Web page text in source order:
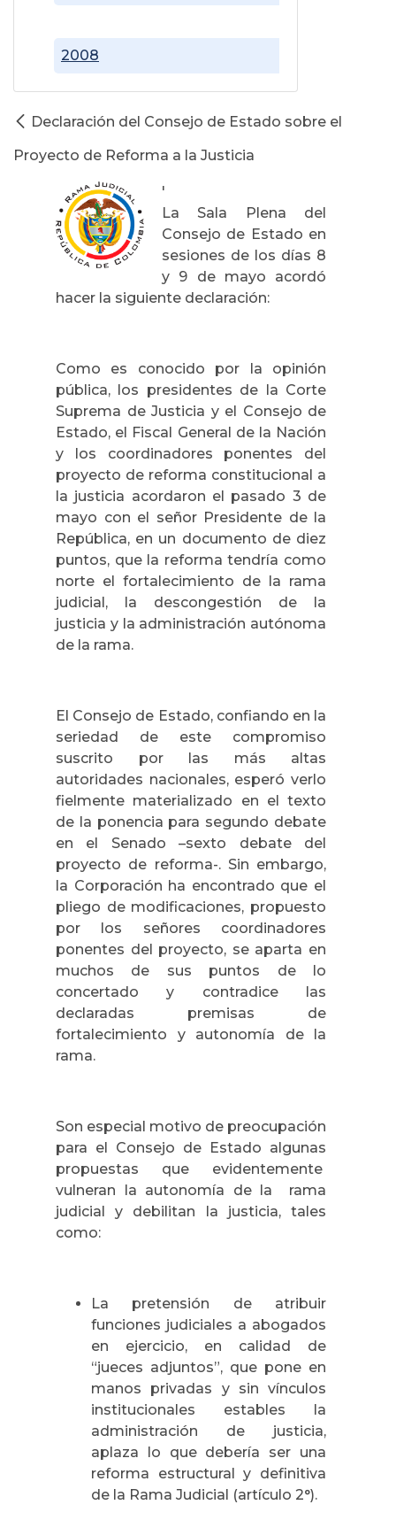
2008
Declaración del Consejo de Estado sobre el
Proyecto de Reforma a la Justicia
'
La Sala Plena del
Consejo de Estado en
sesiones de los días 8
y 9 de mayo acordó
hacer la siguiente declaración:
Como es conocido por la opinión
pública, los presidentes de la Corte
Suprema de Justicia y el Consejo de
Estado, el Fiscal General de la Nación
y los coordinadores ponentes del
proyecto de reforma constitucional a
la justicia acordaron el pasado 3 de
mayo con el señor Presidente de la
República, en un documento de diez
puntos, que la reforma tendría como
norte el fortalecimiento de la rama
judicial, la descongestión de la
justicia y la administración autónoma
de la rama.
El Consejo de Estado, confiando en la
seriedad de este compromiso
suscrito por las más altas
autoridades nacionales, esperó verlo
fielmente materializado en el texto
de la ponencia para segundo debate
en el Senado –sexto debate del
proyecto de reforma-. Sin embargo,
la Corporación ha encontrado que el
pliego de modificaciones, propuesto
por los señores coordinadores
ponentes del proyecto, se aparta en
muchos de sus puntos de lo
concertado y contradice las
declaradas premisas de
fortalecimiento y autonomía de la
rama.
Son especial motivo de preocupación
para el Consejo de Estado algunas
propuestas que evidentemente
vulneran la autonomía de la rama
judicial y debilitan la justicia, tales
como:
La pretensión de atribuir
funciones judiciales a abogados
en ejercicio, en calidad de
“jueces adjuntos”, que pone en
manos privadas y sin vínculos
institucionales estables la
administración de justicia,
aplaza lo que debería ser una
reforma estructural y definitiva
de la Rama Judicial (artículo 2°).